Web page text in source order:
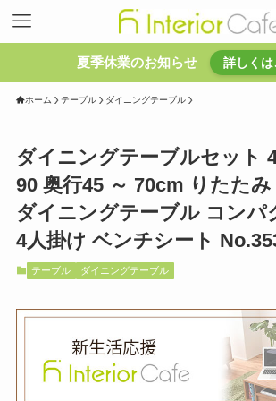
夏季休業のお知らせ 詳しくは
ホーム テーブル ダイニングテーブル
ダイニングテーブルセット
90 奥行45 ～ 70cm りたた
ダイニングテーブル コンパ
4人掛け ベンチシート
テーブル ダイニングテーブル